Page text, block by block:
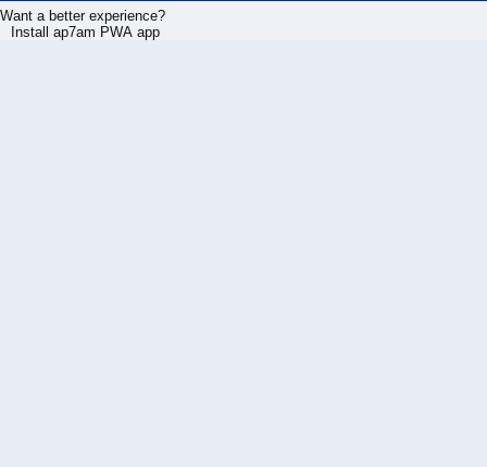
Want a better experience?
Install ap7am PWA app